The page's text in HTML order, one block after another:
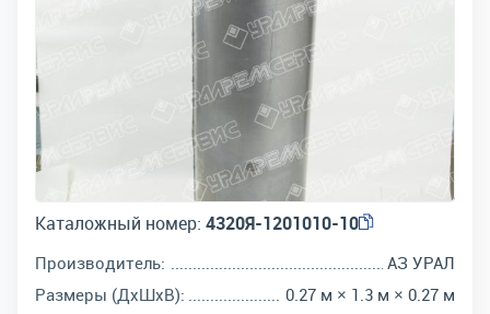
Каталожный номер: 4320Я-1201010-10
Производитель:
АЗ УРАЛ
Размеры (ДхШхВ):
0.27 м × 1.3 м × 0.27 м